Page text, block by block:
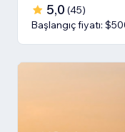
5,0 (45)
Başlangıç fiyatı: